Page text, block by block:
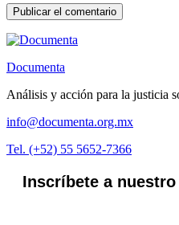
Documenta
Análisis y acción para la justicia
info@documenta.org.mx
Tel. (+52) 55 5652-7366
Inscríbete a